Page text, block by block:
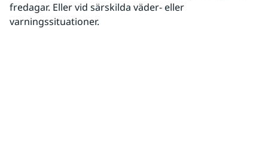
fredagar. Eller vid särskilda väder- eller
varningssituationer.